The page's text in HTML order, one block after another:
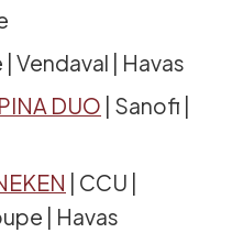
| Vendaval | Havas
DUO | Sanofi |
| CCU |
| Havas